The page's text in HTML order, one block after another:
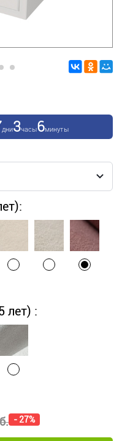
дни3часы6минуты
лет) :
- 27%